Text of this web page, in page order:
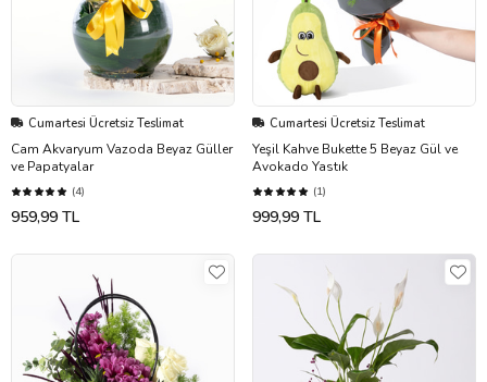
Cumartesi Ücretsiz Teslimat
Cam Akvaryum Vazoda Beyaz Güller
ve Papatyalar
(4)
959,99 TL
Cumartesi Ücretsiz Teslimat
Yeşil Kahve Bukette 5 Beyaz Gül ve
Avokado Yastık
(1)
999,99 TL